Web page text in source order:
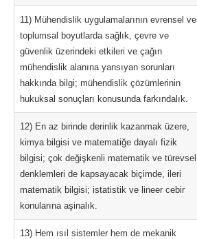
11) Mühendislik uygulamalarının evrensel ve
toplumsal boyutlarda sağlık, çevre ve
güvenlik üzerindeki etkileri ve çağın
mühendislik alanına yansıyan sorunları
hakkında bilgi; mühendislik çözümlerinin
hukuksal sonuçları konusunda farkındalık.
12) En az birinde derinlik kazanmak üzere,
kimya bilgisi ve matematiğe dayalı fizik
bilgisi; çok değişkenli matematik ve türevsel
denklemleri de kapsayacak biçimde, ileri
matematik bilgisi; istatistik ve lineer cebir
konularına aşinalık.
13) Hem ısıl sistemler hem de mekanik